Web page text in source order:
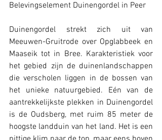
Belevingselement Duinengordel in Peer
Duinengordel strekt zich uit van
Meeuwen-Gruitrode over Opglabbeek en
Maaseik tot in Bree. Karakteristiek voor
het gebied zijn de duinenlandschappen
die verscholen liggen in de bossen van
het unieke natuurgebied. Eén van de
aantrekkelijkste plekken in Duinengordel
is de Oudsberg, met ruim 85 meter de
hoogste landduin van het land. Het is een